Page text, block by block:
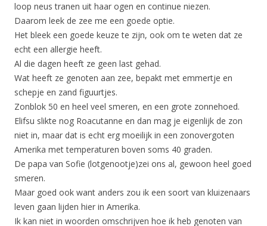
loop neus tranen uit haar ogen en continue niezen.
Daarom leek de zee me een goede optie.
Het bleek een goede keuze te zijn, ook om te weten dat ze
echt een allergie heeft.
Al die dagen heeft ze geen last gehad.
Wat heeft ze genoten aan zee, bepakt met emmertje en
schepje en zand figuurtjes.
Zonblok 50 en heel veel smeren, en een grote zonnehoed.
Elifsu slikte nog Roacutanne en dan mag je eigenlijk de zon
niet in, maar dat is echt erg moeilijk in een zonovergoten
Amerika met temperaturen boven soms 40 graden.
De papa van Sofie (lotgenootje)zei ons al, gewoon heel goed
smeren.
Maar goed ook want anders zou ik een soort van kluizenaars
leven gaan lijden hier in Amerika.
Ik kan niet in woorden omschrijven hoe ik heb genoten van